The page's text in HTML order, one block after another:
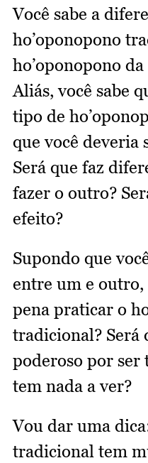
Você sabe a
ho’oponopono
ho’oponopono
Aliás, você sabe
tipo de
que você deveria
Será que faz
fazer o outro?
efeito?
Supondo que
entre um e outro,
pena praticar o
tradicional? Será
poderoso por ser
tem nada a ver?
Vou dar uma
tradicional tem